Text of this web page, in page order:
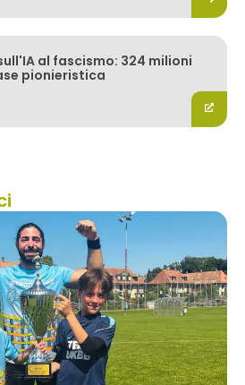
al fascismo: 324 milioni
pionieristica